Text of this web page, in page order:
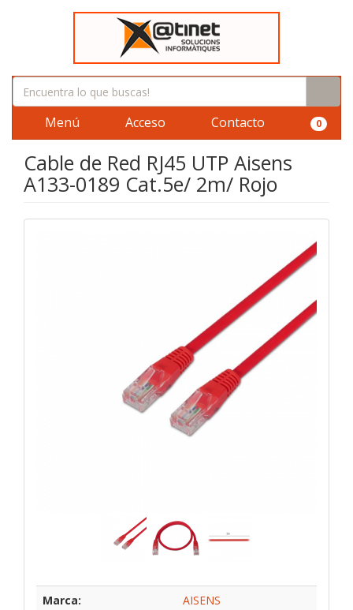
Menú Acceso Contacto 0
Cable de Red RJ45 UTP Aisens
A133-0189 Cat.5e/ 2m/ Rojo
Marca:
AISENS